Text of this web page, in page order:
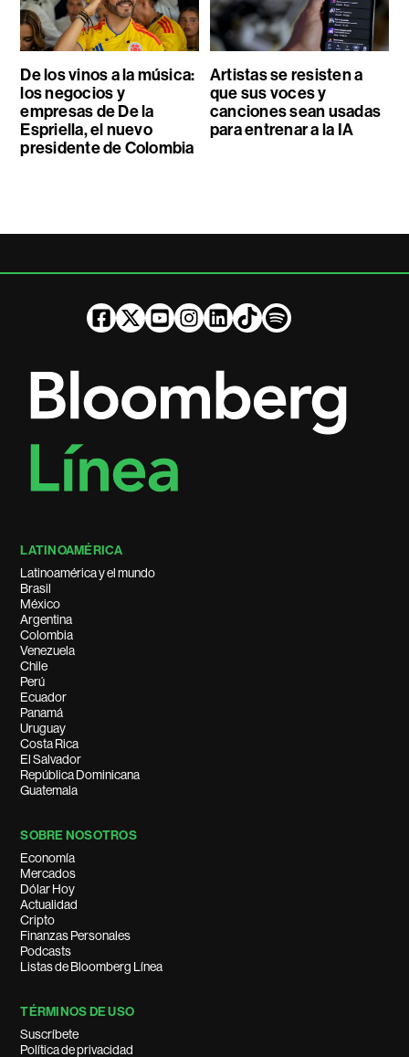
De los vinos a la música:
los negocios y
empresas de De la
Espriella, el nuevo
presidente de Colombia
Artistas se resisten a
que sus voces y
canciones sean usadas
para entrenar a la IA
LATINOAMÉRICA
Latinoamérica y el mundo
Brasil
México
Argentina
Colombia
Venezuela
Chile
Perú
Ecuador
Panamá
Uruguay
Costa Rica
El Salvador
República Dominicana
Guatemala
SOBRE NOSOTROS
Economía
Mercados
Dólar Hoy
Actualidad
Cripto
Finanzas Personales
Podcasts
Listas de Bloomberg Línea
TÉRMINOS DE USO
Suscríbete
Política de privacidad